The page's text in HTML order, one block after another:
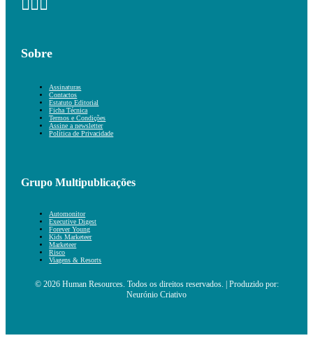
Sobre
Assinaturas
Contactos
Estatuto Editorial
Ficha Técnica
Termos e Condições
Assine a newsletter
Política de Privacidade
Grupo Multipublicações
Automonitor
Executive Digest
Forever Young
Kids Marketeer
Marketeer
Risco
Viagens & Resorts
© 2026 Human Resources. Todos os direitos reservados. | Produzido por:
Neurónio Criativo